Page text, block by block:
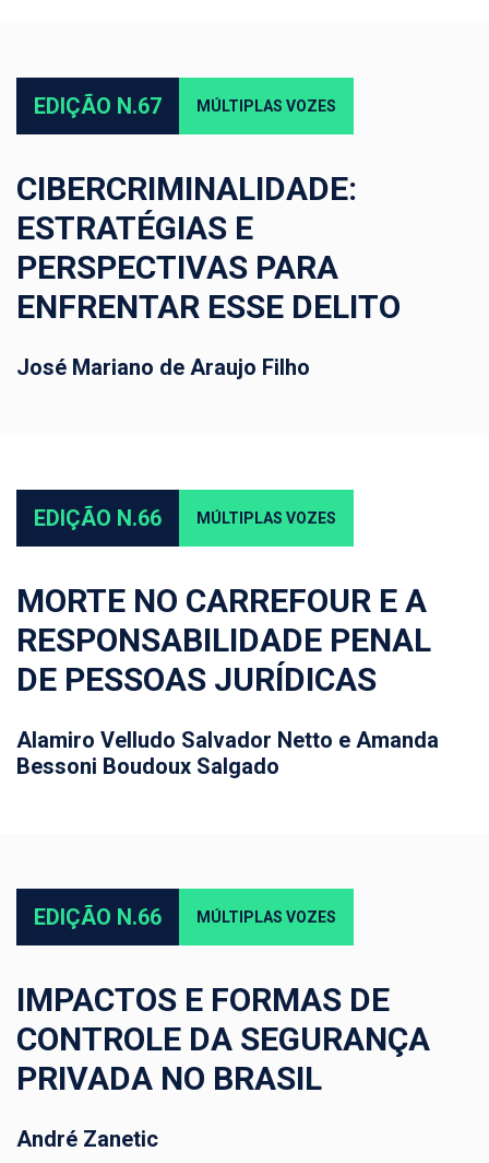
EDIÇÃO N.67 MÚLTIPLAS VOZES
CIBERCRIMINALIDADE:
ESTRATÉGIAS E
PERSPECTIVAS PARA
ENFRENTAR ESSE DELITO
José Mariano de Araujo Filho
EDIÇÃO N.66 MÚLTIPLAS VOZES
MORTE NO CARREFOUR E A
RESPONSABILIDADE PENAL
DE PESSOAS JURÍDICAS
Alamiro Velludo Salvador Netto e Amanda
Bessoni Boudoux Salgado
EDIÇÃO N.66 MÚLTIPLAS VOZES
IMPACTOS E FORMAS DE
CONTROLE DA SEGURANÇA
PRIVADA NO BRASIL
André Zanetic